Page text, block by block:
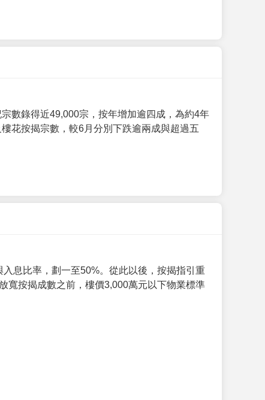
數錄得近49,000宗，按年增加逾四成，為約4年
花按揭宗數，較6月分別下跌逾兩成與超過五
息比率，劃一至50%。從此以後，按揭指引重
寬按揭成數之前，樓價3,000萬元以下物業標準